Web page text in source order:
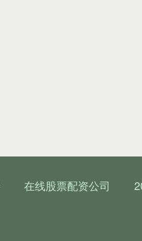
在线股票配资公司